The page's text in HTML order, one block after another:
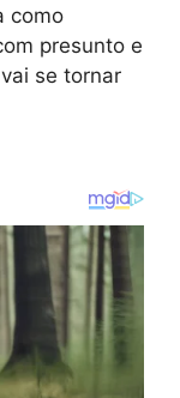
como
presunto e
se tornar